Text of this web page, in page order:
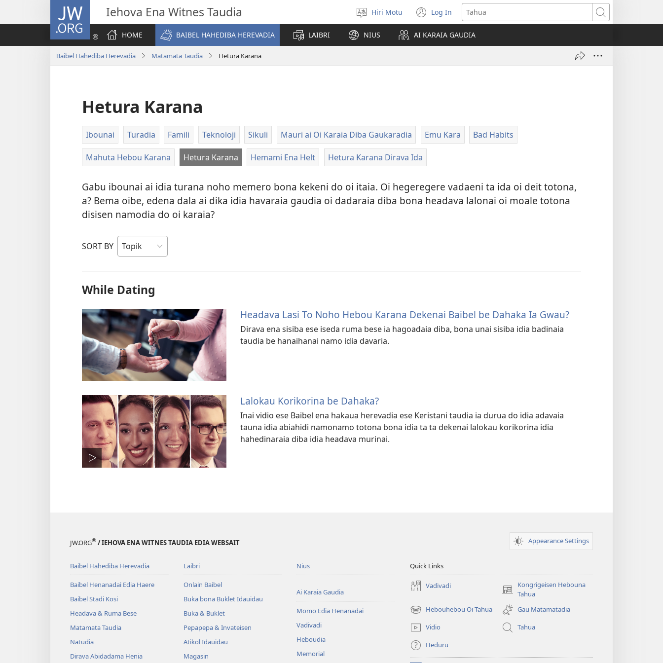
JW.ORG Iehova Ena Witnes Taudia
Gado
abiahidi
Hiri Motu Log In
(uindo
matamata
do
ia
Tahua
HOME
BAIBEL HAHEDIBA HEREVADIA LAIBRI NIUS AI KARAIA GAUDIA
Baibel Hahediba Herevadia Matamata Taudia Hetura Karana
Hetura Karana
Ibounai Turadia Famili Teknoloji Sikuli Mauri ai Oi Karaia Diba Gaukaradia Emu Kara Bad Habits
Mahuta Hebou Karana Hetura Karana Hemami Ena Helt Hetura Karana Dirava Ida
Gabu ibounai ai idia turana noho memero bona kekeni do oi itaia. Oi hegeregere vadaeni ta ida oi deit totona,
a? Bema oibe, edena dala ai dika idia havaraia gaudia oi dadaraia diba bona headava lalonai oi moale totona
disisen namodia do oi karaia?
SORT BY
While Dating
Headava Lasi To Noho Hebou Karana Dekenai Baibel be Dahaka Ia Gwau?
Dirava ena sisiba ese iseda ruma bese ia hagoadaia diba, bona unai sisiba idia badinaia
taudia be hanaihanai namo idia davaria.
Lalokau Korikorina be Dahaka?
Inai vidio ese Baibel ena hakaua herevadia ese Keristani taudia ia durua do idia adavaia
tauna idia abiahidi namonamo totona bona idia ta ta dekenai lalokau korikorina idia
hahedinaraia diba idia headava murinai.
JW.ORG® / IEHOVA ENA WITNES TAUDIA EDIA WEBSAIT Appearance Settings
Baibel Hahediba Herevadia
Baibel Henanadai Edia Haere
Baibel Stadi Kosi
Headava & Ruma Bese
Matamata Taudia
Natudia
Dirava Abidadama Henia
Laibri
Onlain Baibel
Buka bona Buklet Idauidau
Buka & Buklet
Pepapepa & Invateisen
Atikol Idauidau
Magasin
Nius
Ai Karaia Gaudia
Momo Edia Henanadai
Vadivadi
Heboudia
Memorial
Quick Links
Vadivadi
Kongrigeisen Hebouna
Tahua
(uindo
matamata
do
ia
kehoa)
Hebouhebou Oi Tahua
(uindo
matamata
do
ia
kehoa)
Gau Matamatadia
Vidio
Tahua
Heduru